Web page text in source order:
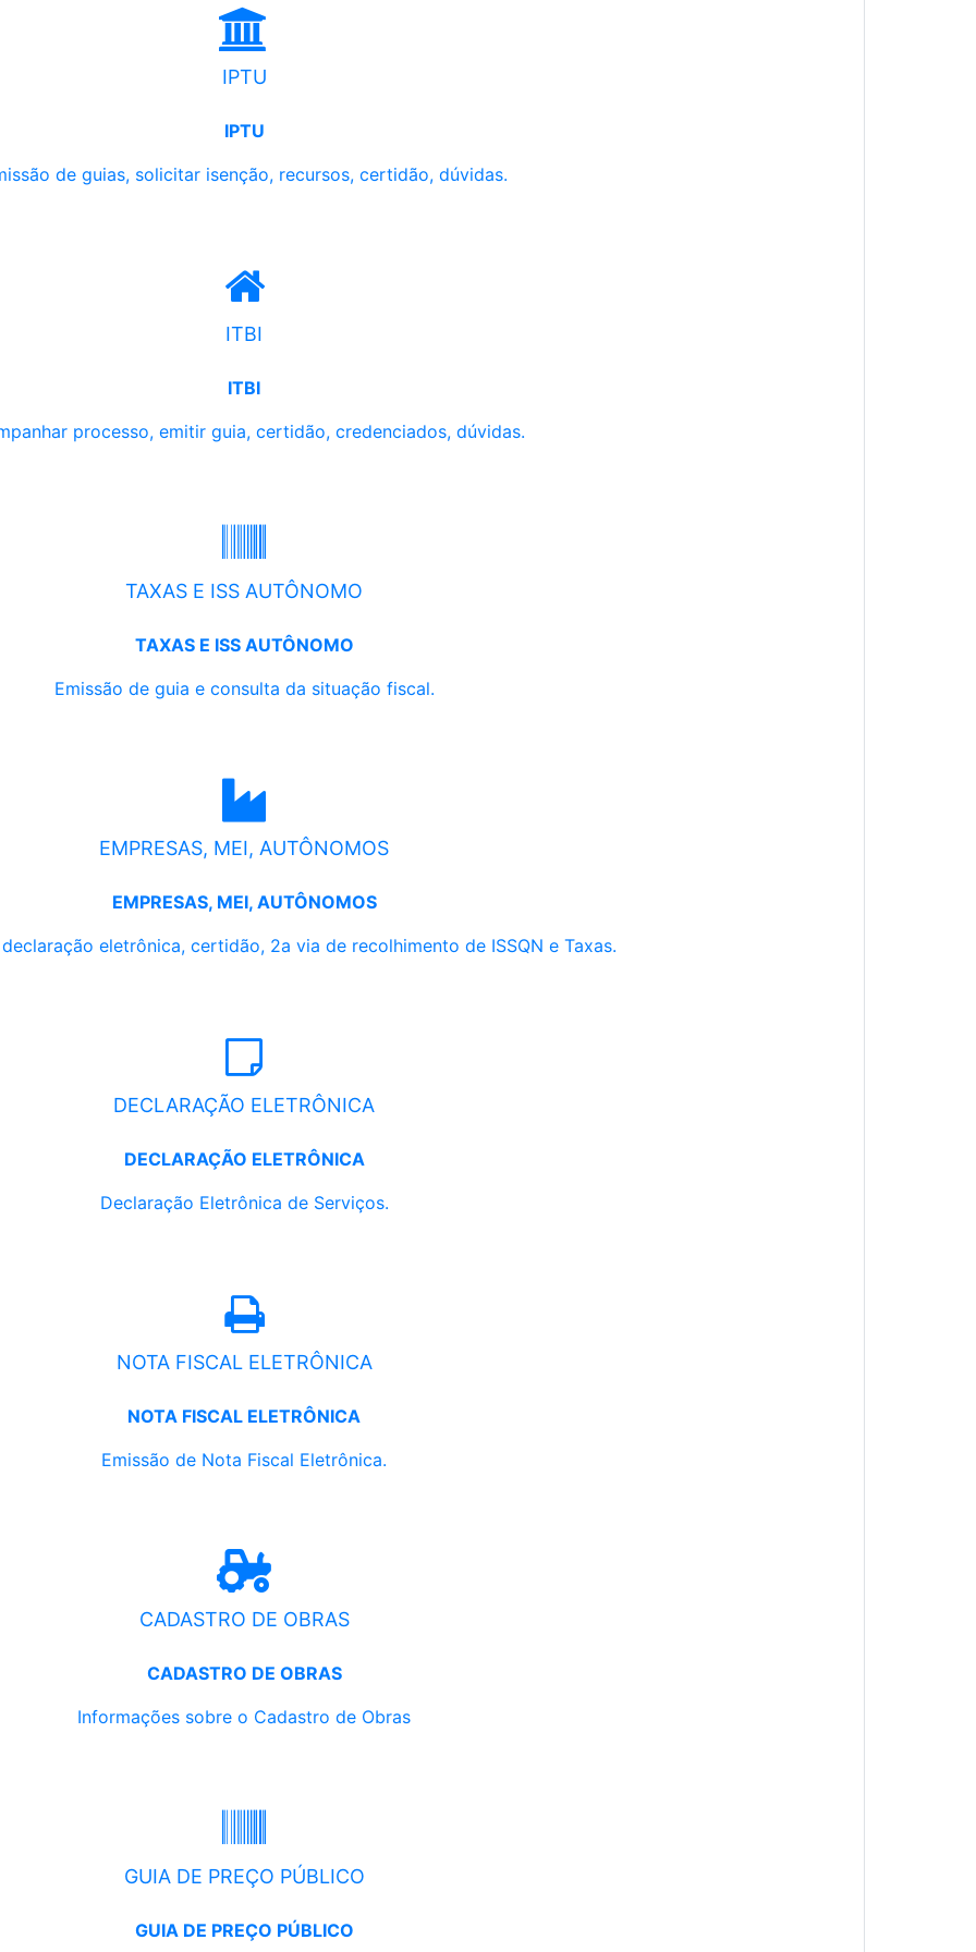
IPTU
IPTU
de guias, solicitar isenção, recursos, certidão, dúvidas.
ITBI
ITBI
processo, emitir guia, certidão, credenciados, dúvidas.
TAXAS E ISS AUTÔNOMO
TAXAS E ISS AUTÔNOMO
Emissão de guia e consulta da situação fiscal.
EMPRESAS, MEI, AUTÔNOMOS
EMPRESAS, MEI, AUTÔNOMOS
eletrônica, certidão, 2a via de recolhimento de ISSQN e Taxas.
DECLARAÇÃO ELETRÔNICA
DECLARAÇÃO ELETRÔNICA
Declaração Eletrônica de Serviços.
NOTA FISCAL ELETRÔNICA
NOTA FISCAL ELETRÔNICA
Emissão de Nota Fiscal Eletrônica.
CADASTRO DE OBRAS
CADASTRO DE OBRAS
Informações sobre o Cadastro de Obras
GUIA DE PREÇO PÚBLICO
GUIA DE PREÇO PÚBLICO